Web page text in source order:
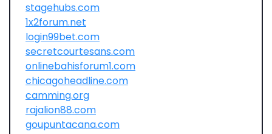
stagehubs.com
1x2forum.net
login99bet.com
secretcourtesans.com
onlinebahisforum1.com
chicagoheadline.com
camming.org
rajalion88.com
goupuntacana.com